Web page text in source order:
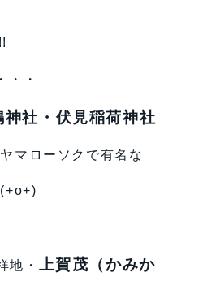
!!
・・
神社・伏見稲荷神社
マローソクで有名な
地・
上賀茂（かみか